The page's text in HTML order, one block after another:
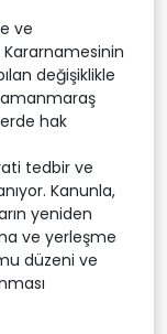
ve
Kararnamesinin
değişiklikle
hak
tedbir ve
Kanunla,
yeniden
ve yerleşme
düzeni ve